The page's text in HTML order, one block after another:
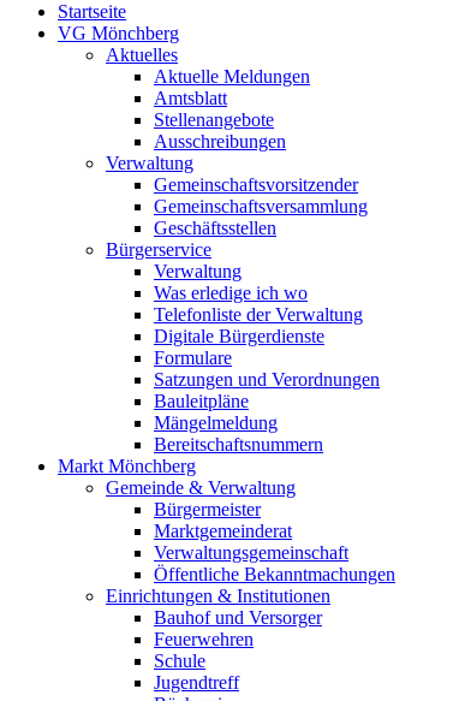
Startseite
VG Mönchberg
Aktuelles
Aktuelle Meldungen
Amtsblatt
Stellenangebote
Ausschreibungen
Verwaltung
Gemeinschaftsvorsitzender
Gemeinschaftsversammlung
Geschäftsstellen
Bürgerservice
Verwaltung
Was erledige ich wo
Telefonliste der Verwaltung
Digitale Bürgerdienste
Formulare
Satzungen und Verordnungen
Bauleitpläne
Mängelmeldung
Bereitschaftsnummern
Markt Mönchberg
Gemeinde & Verwaltung
Bürgermeister
Marktgemeinderat
Verwaltungsgemeinschaft
Öffentliche Bekanntmachungen
Einrichtungen & Institutionen
Bauhof und Versorger
Feuerwehren
Schule
Jugendtreff